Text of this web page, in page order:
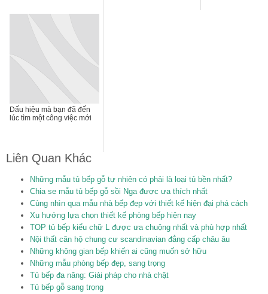
Dấu hiệu mà bạn đã đến
lúc tìm một công việc mới
Liên Quan Khác
Những mẫu tủ bếp gỗ tự nhiên có phải là loại tủ bền nhất?
Chia se mẫu tủ bếp gỗ sồi Nga được ưa thích nhất
Cùng nhìn qua mẫu nhà bếp đẹp với thiết kế hiện đại phá cách
Xu hướng lựa chọn thiết kế phòng bếp hiện nay
TOP tủ bếp kiểu chữ L được ưa chuộng nhất và phù hợp nhất
Nội thất căn hộ chung cư scandinavian đẳng cấp châu âu
Những không gian bếp khiến ai cũng muốn sở hữu
Những mẫu phòng bếp đẹp, sang trọng
Tủ bếp đa năng: Giải pháp cho nhà chật
Tủ bếp gỗ sang trọng